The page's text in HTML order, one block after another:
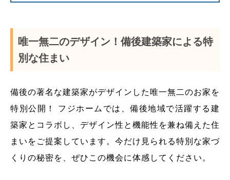
唯一無二のデザイン！備後建築家による特
別な住まい
備後の著名な建築家がデザインした唯一無二のお家を
特別公開！ フジホームでは、備後地域で活躍する建
築家とコラボし、デザイン性と機能性を兼ね備えた住
まいをご提案しています。今だけ見られる特別な家づ
くりの秘密を、ぜひこの機会に体感してください。